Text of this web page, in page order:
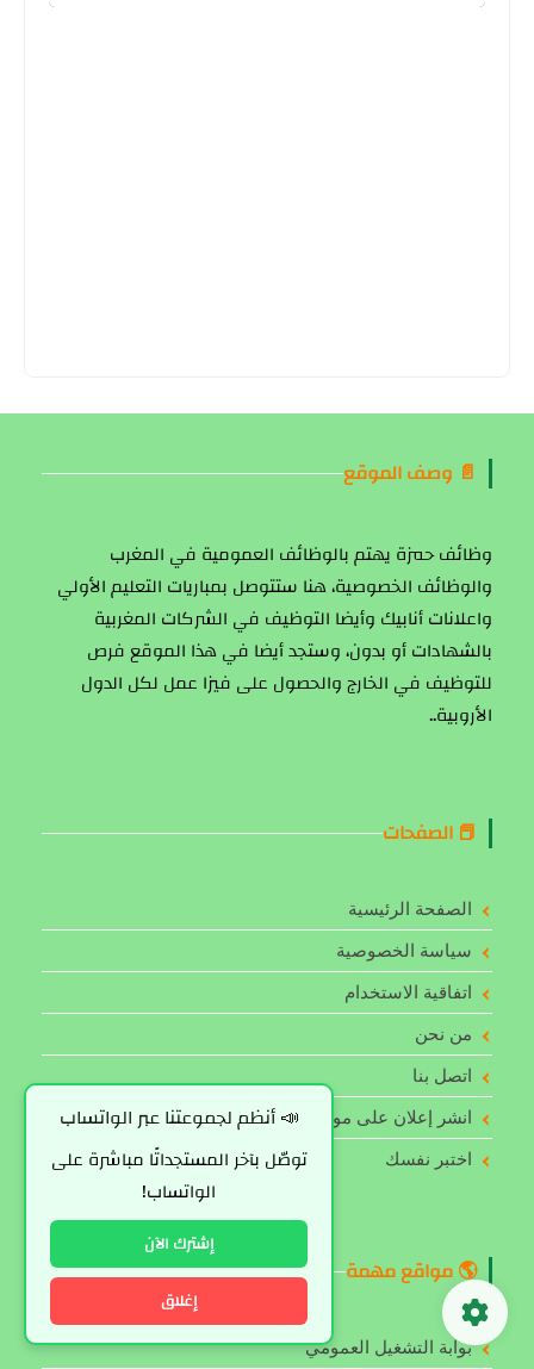
📄 وصف الموقع
وظائف حمزة يهتم بالوظائف العمومية في المغرب
والوظائف الخصوصية، هنا ستتوصل بمباريات التعليم الأولي
واعلانات أنابيك وأيضا التوظيف في الشركات المغربية
بالشهادات أو بدون، وستجد أيضا في هذا الموقع فرص
للتوظيف في الخارج والحصول على فيزا عمل لكل الدول
الأروبية..
📕 الصفحات
الصفحة الرئيسية
سياسة الخصوصية
اتفاقية الاستخدام
من نحن
اتصل بنا
انشر إعلان على موقعنا
اختبر نفسك
🌎 مواقع مهمة
بوابة التشغيل العمومي
📣 أنظم لجموعتنا عبر الواتساب
توصّل بآخر المستجداتًا مباشرة على
الواتساب!
إشترك الآن
إغلاق